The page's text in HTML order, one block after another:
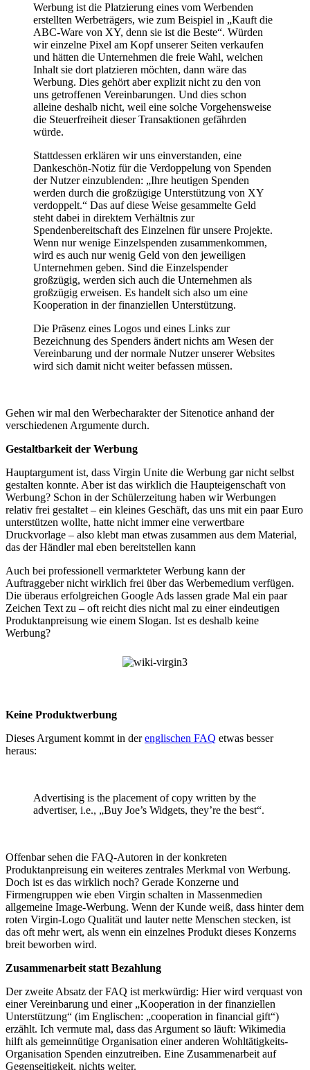
Werbung ist die Platzierung eines vom Werbenden
erstellten Werbeträgers, wie zum Beispiel in „Kauft die
ABC-Ware von XY, denn sie ist die Beste“. Würden
wir einzelne Pixel am Kopf unserer Seiten verkaufen
und hätten die Unternehmen die freie Wahl, welchen
Inhalt sie dort platzieren möchten, dann wäre das
Werbung. Dies gehört aber explizit nicht zu den von
uns getroffenen Vereinbarungen. Und dies schon
alleine deshalb nicht, weil eine solche Vorgehensweise
die Steuerfreiheit dieser Transaktionen gefährden
würde.
Stattdessen erklären wir uns einverstanden, eine
Dankeschön-Notiz für die Verdoppelung von Spenden
der Nutzer einzublenden: „Ihre heutigen Spenden
werden durch die großzügige Unterstützung von XY
verdoppelt.“ Das auf diese Weise gesammelte Geld
steht dabei in direktem Verhältnis zur
Spendenbereitschaft des Einzelnen für unsere Projekte.
Wenn nur wenige Einzelspenden zusammenkommen,
wird es auch nur wenig Geld von den jeweiligen
Unternehmen geben. Sind die Einzelspender
großzügig, werden sich auch die Unternehmen als
großzügig erweisen. Es handelt sich also um eine
Kooperation in der finanziellen Unterstützung.
Die Präsenz eines Logos und eines Links zur
Bezeichnung des Spenders ändert nichts am Wesen der
Vereinbarung und der normale Nutzer unserer Websites
wird sich damit nicht weiter befassen müssen.
Gehen wir mal den Werbecharakter der Sitenotice anhand der
verschiedenen Argumente durch.
Gestaltbarkeit der Werbung
Hauptargument ist, dass Virgin Unite die Werbung gar nicht selbst
gestalten konnte. Aber ist das wirklich die Haupteigenschaft von
Werbung? Schon in der Schülerzeitung haben wir Werbungen
relativ frei gestaltet – ein kleines Geschäft, das uns mit ein paar Euro
unterstützen wollte, hatte nicht immer eine verwertbare
Druckvorlage – also klebt man etwas zusammen aus dem Material,
das der Händler mal eben bereitstellen kann
Auch bei professionell vermarkteter Werbung kann der
Auftraggeber nicht wirklich frei über das Werbemedium verfügen.
Die überaus erfolgreichen Google Ads lassen grade Mal ein paar
Zeichen Text zu – oft reicht dies nicht mal zu einer eindeutigen
Produktanpreisung wie einem Slogan. Ist es deshalb keine
Werbung?
Keine Produktwerbung
Dieses Argument kommt in derenglischen FAQ etwas besser
heraus:
Advertising is the placement of copy written by the
advertiser, i.e., „Buy Joe’s Widgets, they’re the best“.
Offenbar sehen die FAQ-Autoren in der konkreten
Produktanpreisung ein weiteres zentrales Merkmal von Werbung.
Doch ist es das wirklich noch? Gerade Konzerne und
Firmengruppen wie eben Virgin schalten in Massenmedien
allgemeine Image-Werbung. Wenn der Kunde weiß, dass hinter dem
roten Virgin-Logo Qualität und lauter nette Menschen stecken, ist
das oft mehr wert, als wenn ein einzelnes Produkt dieses Konzerns
breit beworben wird.
Zusammenarbeit statt Bezahlung
Der zweite Absatz der FAQ ist merkwürdig: Hier wird verquast von
einer Vereinbarung und einer „Kooperation in der finanziellen
Unterstützung“ (im Englischen: „cooperation in financial gift“)
erzählt. Ich vermute mal, dass das Argument so läuft: Wikimedia
hilft als gemeinnütige Organisation einer anderen Wohltätigkeits-
Organisation Spenden einzutreiben. Eine Zusammenarbeit auf
Gegenseitigkeit, nichts weiter.